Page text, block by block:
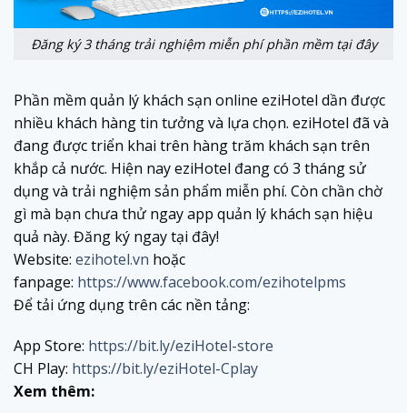
Đăng ký 3 tháng trải nghiệm miễn phí phần mềm tại đây
Phần mềm quản lý khách sạn online eziHotel dần được
nhiều khách hàng tin tưởng và lựa chọn. eziHotel đã và
đang được triển khai trên hàng trăm khách sạn trên
khắp cả nước. Hiện nay eziHotel đang có 3 tháng sử
dụng và trải nghiệm sản phẩm miễn phí. Còn chần chờ
gì mà bạn chưa thử ngay app quản lý khách sạn hiệu
quả này. Đăng ký ngay tại đây!
Website: ezihotel.vn hoặc
fanpage: https://www.facebook.com/ezihotelpms
Để tải ứng dụng trên các nền tảng:
App Store: https://bit.ly/eziHotel-store
CH Play: https://bit.ly/eziHotel-Cplay
Xem thêm: